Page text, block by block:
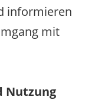
informieren
mit
Nutzung